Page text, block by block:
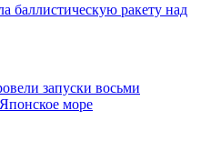
баллистическую ракету над
запуски восьми
море